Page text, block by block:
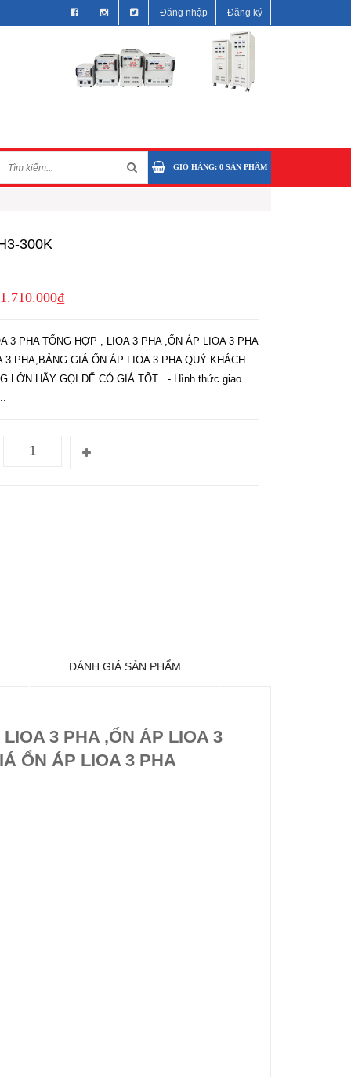
Đăng nhập Đăng ký
GIỎ HÀNG: 0 SẢN PHẨM
300K
3 PHA TỔNG HỢP , LIOA 3 PHA ,ỔN ÁP LIOA 3 PHA
3 PHA,BẢNG GIÁ ỔN ÁP LIOA 3 PHA QUÝ KHÁCH
LỚN HÃY GỌI ĐỂ CÓ GIÁ TỐT - Hình thức giao
ĐÁNH GIÁ SẢN PHẨM
3 PHA ,ỔN ÁP LIOA 3
ỔN ÁP LIOA 3 PHA